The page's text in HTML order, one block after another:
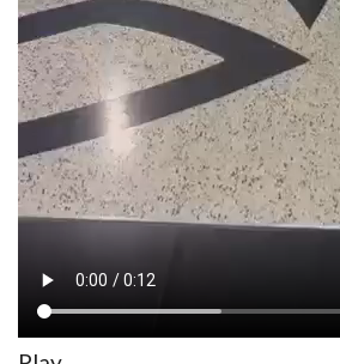
gerar várias partilhas.
Veja o vídeo.